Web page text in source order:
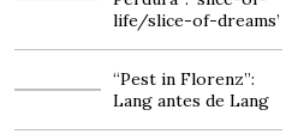
life/slice-of-dreams’
“Pest in Florenz”:
Lang antes de Lang